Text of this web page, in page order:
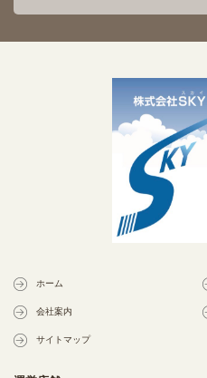
ホーム
会社案内
サイトマップ